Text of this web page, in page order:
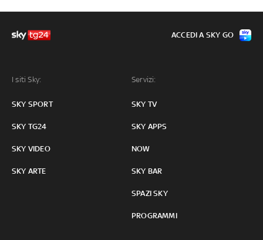
I siti Sky:
SKY SPORT
SKY TG24
SKY VIDEO
SKY ARTE
Servizi:
SKY TV
SKY APPS
NOW
SKY BAR
SPAZI SKY
PROGRAMMI
ACCEDI A SKY GO